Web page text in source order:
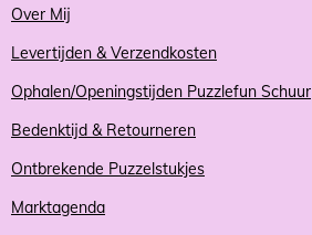
Over Mij
Levertijden & Verzendkosten
Ophalen/Openingstijden Puzzlefun Schuur
Bedenktijd & Retourneren
Ontbrekende Puzzelstukjes
Marktagenda